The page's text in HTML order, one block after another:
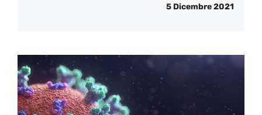
5 Dicembre 2021